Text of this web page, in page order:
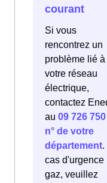
courant
Si vous
rencontrez un
problème lié à
votre réseau
électrique,
contactez
au 09 726
n° de votre
département.
cas d'urgence
gaz, veuillez